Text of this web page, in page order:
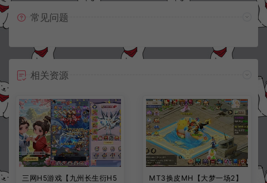
常见问题
相关资源
三网H5游戏【九州长生衍H5
MT3换皮MH【大梦一场2】